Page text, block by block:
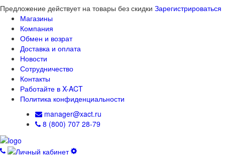
Предложение действует на товары без скидки Зарегистрироваться
Магазины
Компания
Обмен и возрат
Доставка и оплата
Новости
Сотрудничество
Контакты
Работайте в X-ACT
Политика конфиденциальности
manager@xact.ru
8 (800) 707 28-79